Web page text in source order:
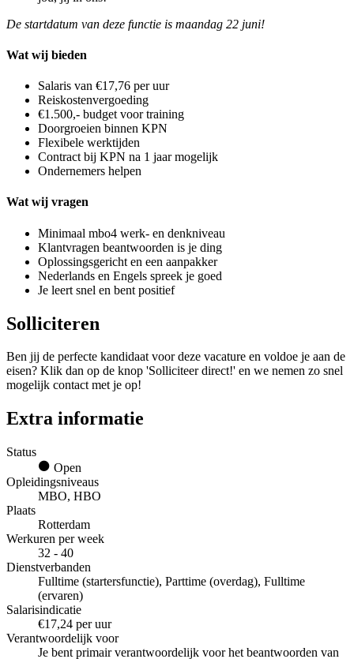
De startdatum van deze functie is maandag 22 juni!
Wat wij bieden
Salaris van €17,76 per uur
Reiskostenvergoeding
€1.500,- budget voor training
Doorgroeien binnen KPN
Flexibele werktijden
Contract bij KPN na 1 jaar mogelijk
Ondernemers helpen
Wat wij vragen
Minimaal mbo4 werk- en denkniveau
Klantvragen beantwoorden is je ding
Oplossingsgericht en een aanpakker
Nederlands en Engels spreek je goed
Je leert snel en bent positief
Solliciteren
Ben jij de perfecte kandidaat voor deze vacature en voldoe je aan de
eisen? Klik dan op de knop 'Solliciteer direct!' en we nemen zo snel
mogelijk contact met je op!
Extra informatie
Status
Open
Opleidingsniveaus
MBO, HBO
Plaats
Rotterdam
Werkuren per week
32 - 40
Dienstverbanden
Fulltime (startersfunctie), Parttime (overdag), Fulltime
(ervaren)
Salarisindicatie
€17,24 per uur
Verantwoordelijk voor
Je bent primair verantwoordelijk voor het beantwoorden van